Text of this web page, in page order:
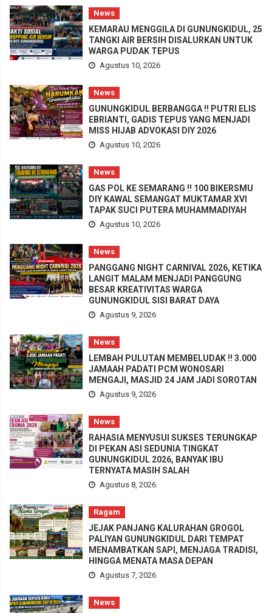
News
KEMARAU MENGGILA DI GUNUNGKIDUL, 25
TANGKI AIR BERSIH DISALURKAN UNTUK
WARGA PUDAK TEPUS
Agustus 10, 2026
News
GUNUNGKIDUL BERBANGGA !! PUTRI ELIS
EBRIANTI, GADIS TEPUS YANG MENJADI
MISS HIJAB ADVOKASI DIY 2026
Agustus 10, 2026
News
GAS POL KE SEMARANG !! 100 BIKERSMU
DIY KAWAL SEMANGAT MUKTAMAR XVI
TAPAK SUCI PUTERA MUHAMMADIYAH
Agustus 10, 2026
News
PANGGANG NIGHT CARNIVAL 2026, KETIKA
LANGIT MALAM MENJADI PANGGUNG
BESAR KREATIVITAS WARGA
GUNUNGKIDUL SISI BARAT DAYA
Agustus 9, 2026
News
LEMBAH PULUTAN MEMBELUDAK !! 3.000
JAMAAH PADATI PCM WONOSARI
MENGAJI, MASJID 24 JAM JADI SOROTAN
Agustus 9, 2026
News
RAHASIA MENYUSUI SUKSES TERUNGKAP
DI PEKAN ASI SEDUNIA TINGKAT
GUNUNGKIDUL 2026, BANYAK IBU
TERNYATA MASIH SALAH
Agustus 8, 2026
Ragam
JEJAK PANJANG KALURAHAN GROGOL
PALIYAN GUNUNGKIDUL DARI TEMPAT
MENAMBATKAN SAPI, MENJAGA TRADISI,
HINGGA MENATA MASA DEPAN
Agustus 7, 2026
News